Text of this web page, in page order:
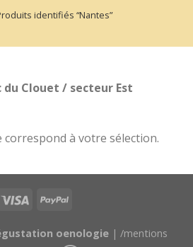
identifiés “Nantes”
du Clouet / secteur Est
à votre sélection.
oenologie | /mentions